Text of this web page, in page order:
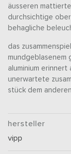
äusseren
durchsichtige
behagliche
das
mundgeblasenem
aluminium
unerwartete
stück dem
hersteller
vipp